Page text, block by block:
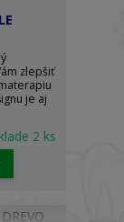
zlepšiť
je aj
2 ks